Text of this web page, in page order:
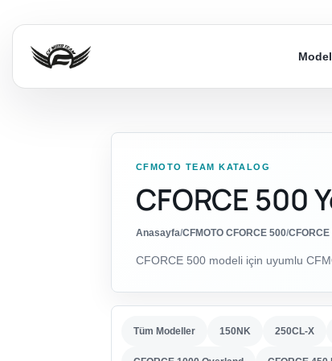
CFMOTO TEAM KATALOG
CFORCE 500
Anasayfa/CFMOTO CFORCE 500/
CFORCE 500 modeli için uyumlu
Tüm Modeller 150NK 250CL-X